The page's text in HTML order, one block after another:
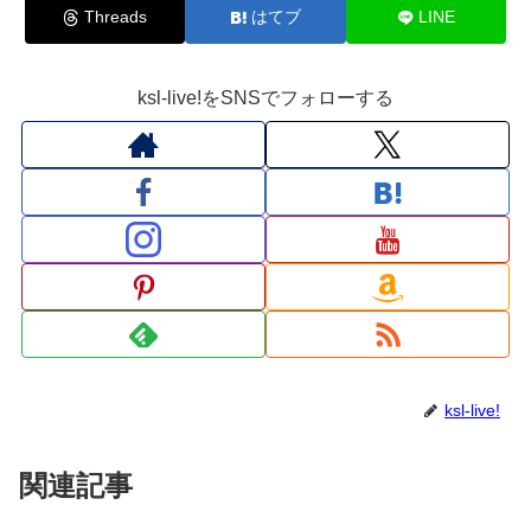
Threads はてブ LINE
ksl-live!をSNSでフォローする
ksl-live!
関連記事